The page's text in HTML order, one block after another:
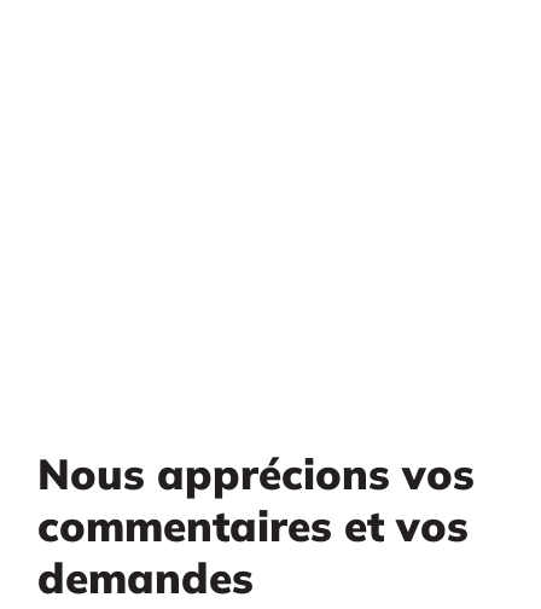
Nous apprécions vos
commentaires et vos
demandes